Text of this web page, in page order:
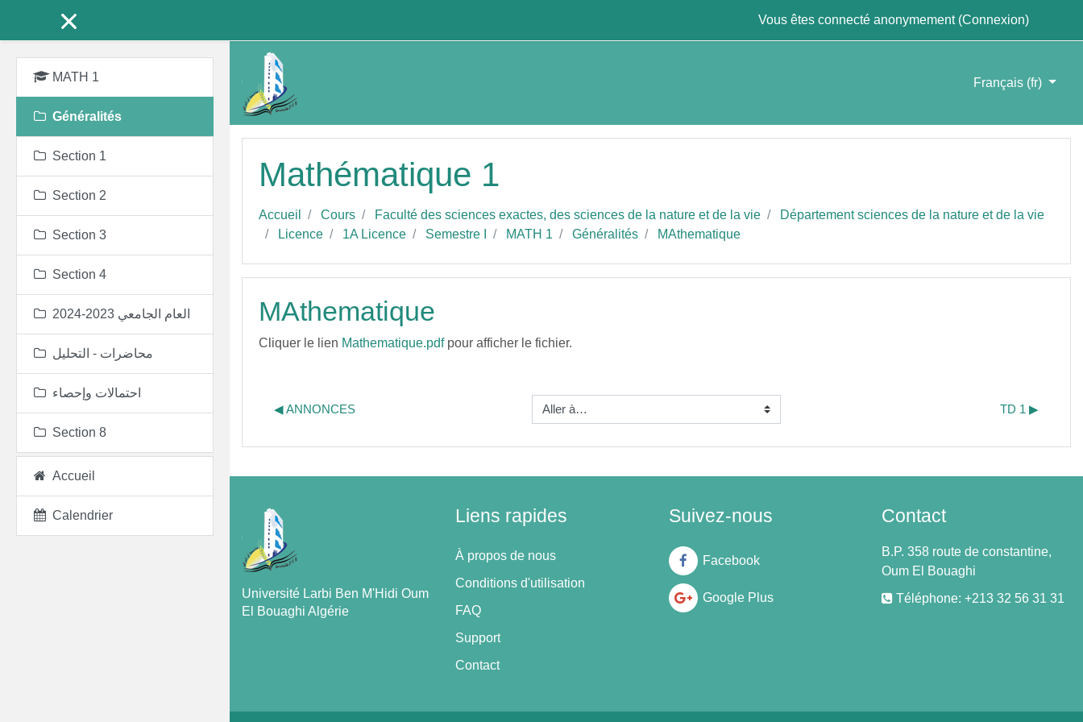
Vous êtes connecté anonymement (Connexion)
Français ‎(fr)‎
Mathématique 1
Accueil Cours Faculté des sciences exactes, des sciences de la nature et de la vie
Département sciences de la nature et de la vie
Licence
1A Licence Semestre I MATH 1 Généralités MAthematique
MAthematique
Cliquer le lien Mathematique.pdfpour afficher le fichier.
◀︎ ANNONCES Aller à… TD 1 ▶︎
MATH 1
Généralités
Section 1
Section 2
Section 3
Section 4
العام الجامعي 2023-2024
محاضرات - التحليل
احتمالات وإحصاء
Section 8
Accueil
Calendrier
Université Larbi Ben M'Hidi Oum
El Bouaghi Algérie
Liens rapides
À propos de nous
Conditions d'utilisation
FAQ
Support
Contact
Suivez-nous
Facebook
Google Plus
Contact
B.P. 358 route de constantine,
Oum El Bouaghi
Téléphone: +213 32 56 31 31